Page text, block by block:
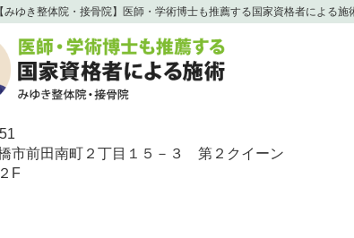
みゆき整体院・接骨院】医師・学術博士も推薦する国家資格者による施
市前田南町２丁目１５－３ 第２クイーン
F